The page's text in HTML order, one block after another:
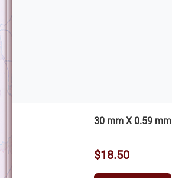
30 mm X 0.59 mm
$18.50